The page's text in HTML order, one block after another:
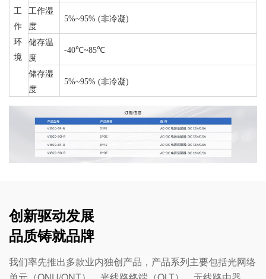
工
作
环
境
工作湿
度
5%~95% (非冷凝)
储存温
度
-40℃~85℃
储存湿
度
5%~95% (非冷凝)
创新驱动发展
品质铸就品牌
我们率先推出多款业内独创产品，产品系列主要包括光网络